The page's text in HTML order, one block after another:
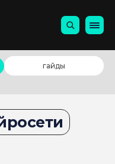
гайды